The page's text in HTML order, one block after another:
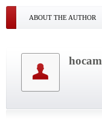
ABOUT THE AUTHOR
hocam